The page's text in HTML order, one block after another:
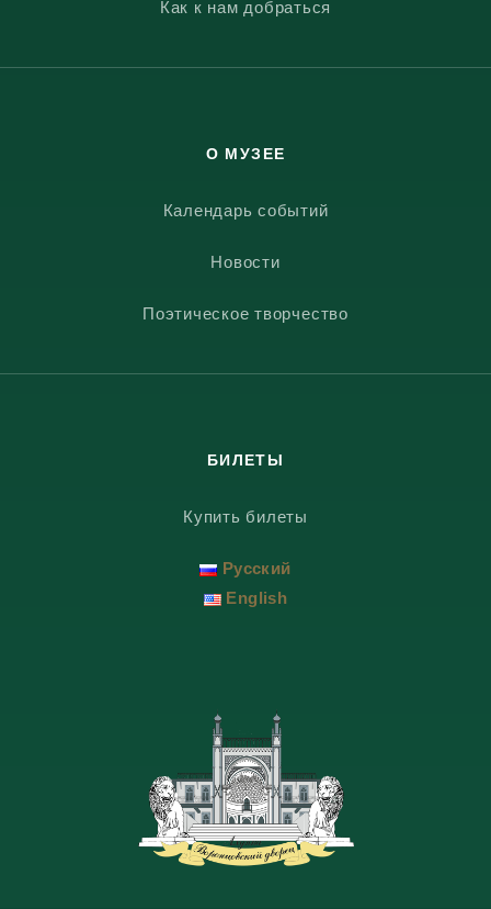
Как к нам добраться
О МУЗЕЕ
Календарь событий
Новости
Поэтическое творчество
БИЛЕТЫ
Купить билеты
Русский
English